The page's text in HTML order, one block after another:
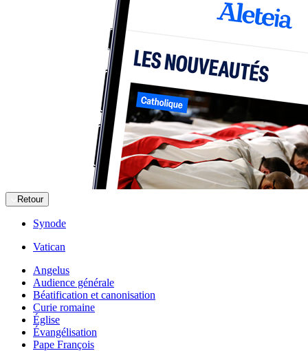
Retour
Synode
Vatican
Angelus
Audience générale
Béatification et canonisation
Curie romaine
Église
Évangélisation
Pape François